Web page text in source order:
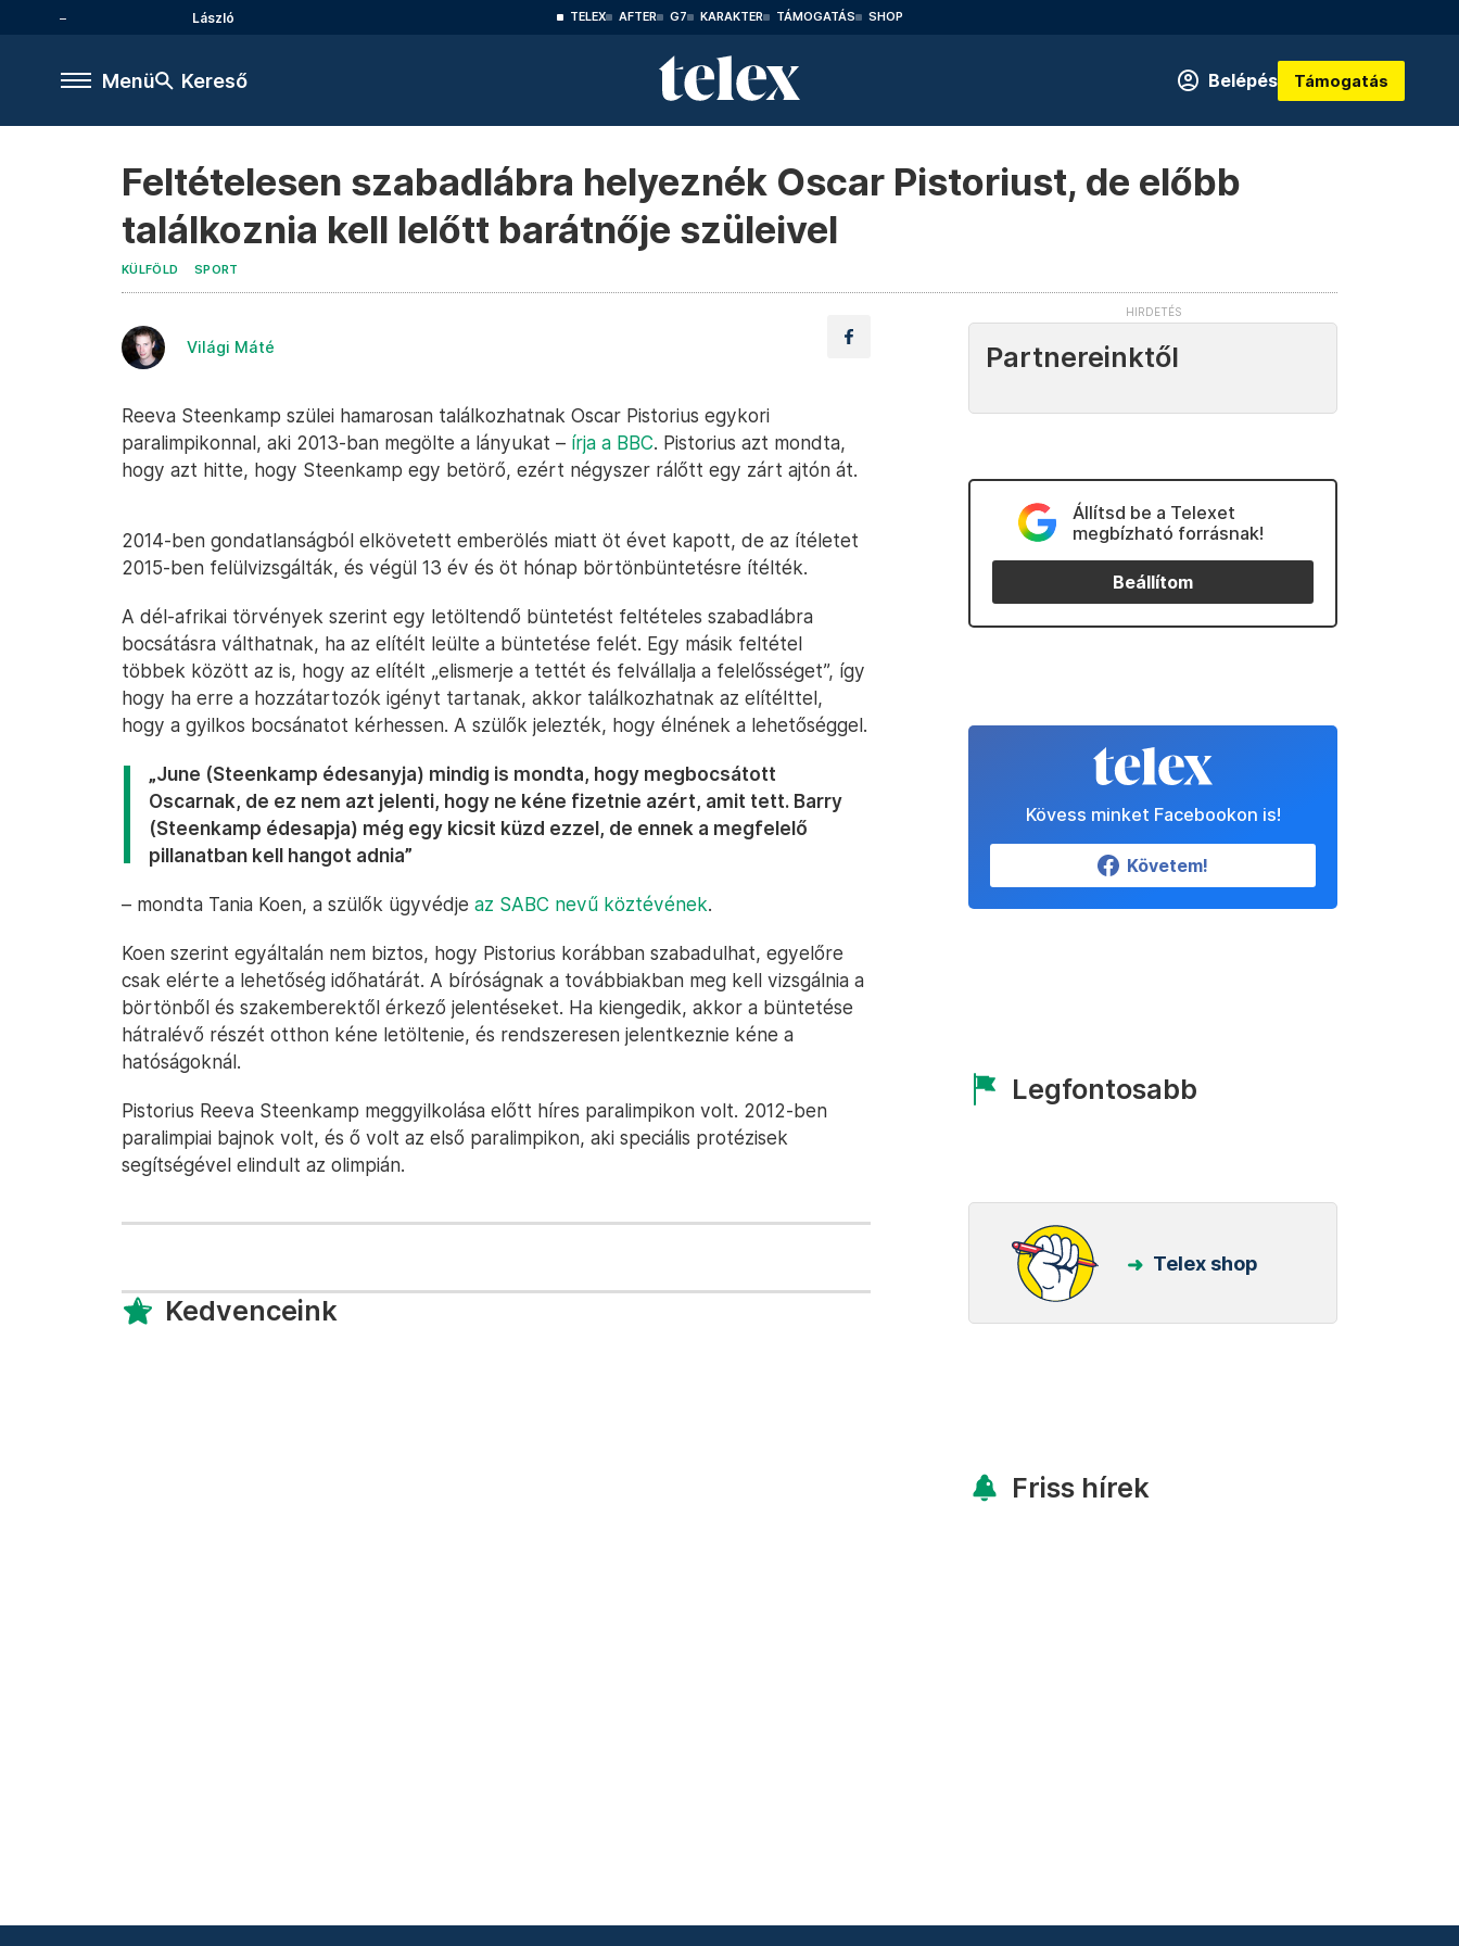
László TELEX AFTER G7 KARAKTER TÁMOGATÁS SHOP
Menü Kereső Belépés Támogatás
Feltételesen szabadlábra helyeznék Oscar Pistoriust, de előbb
találkoznia kell lelőtt barátnője szüleivel
KÜLFÖLD SPORT
Világi Máté
Reeva Steenkamp szülei hamarosan találkozhatnak Oscar Pistorius egykori
paralimpikonnal, aki 2013-ban megölte a lányukat – írja a BBC. Pistorius azt mondta,
hogy azt hitte, hogy Steenkamp egy betörő, ezért négyszer rálőtt egy zárt ajtón át.
2014-ben gondatlanságból elkövetett emberölés miatt öt évet kapott, de az ítéletet
2015-ben felülvizsgálták, és végül 13 év és öt hónap börtönbüntetésre ítélték.
A dél-afrikai törvények szerint egy letöltendő büntetést feltételes szabadlábra
bocsátásra válthatnak, ha az elítélt leülte a büntetése felét. Egy másik feltétel
többek között az is, hogy az elítélt „elismerje a tettét és felvállalja a felelősséget”, így
hogy ha erre a hozzátartozók igényt tartanak, akkor találkozhatnak az elítélttel,
hogy a gyilkos bocsánatot kérhessen. A szülők jelezték, hogy élnének a lehetőséggel.
„June (Steenkamp édesanyja) mindig is mondta, hogy megbocsátott
Oscarnak, de ez nem azt jelenti, hogy ne kéne fizetnie azért, amit tett. Barry
(Steenkamp édesapja) még egy kicsit küzd ezzel, de ennek a megfelelő
pillanatban kell hangot adnia”
– mondta Tania Koen, a szülők ügyvédje az SABC nevű köztévének.
Koen szerint egyáltalán nem biztos, hogy Pistorius korábban szabadulhat, egyelőre
csak elérte a lehetőség időhatárát. A bíróságnak a továbbiakban meg kell vizsgálnia a
börtönből és szakemberektől érkező jelentéseket. Ha kiengedik, akkor a büntetése
hátralévő részét otthon kéne letöltenie, és rendszeresen jelentkeznie kéne a
hatóságoknál.
Pistorius Reeva Steenkamp meggyilkolása előtt híres paralimpikon volt. 2012-ben
paralimpiai bajnok volt, és ő volt az első paralimpikon, aki speciális protézisek
segítségével elindult az olimpián.
Kedvenceink
Partnereinktől
Állítsd be a Telexet
megbízható forrásnak!
Beállítom
Kövess minket Facebookon is!
Követem!
Legfontosabb
Telex shop
Friss hírek